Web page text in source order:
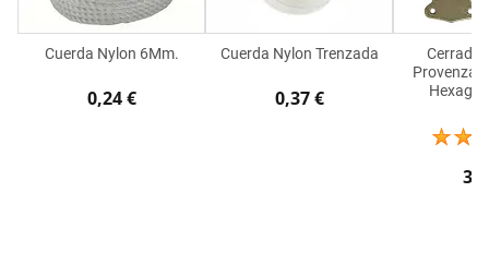
Cuerda Nylon 6Mm.
0,24 €
Cuerda Nylon Trenzada
0,37 €
Provenzal